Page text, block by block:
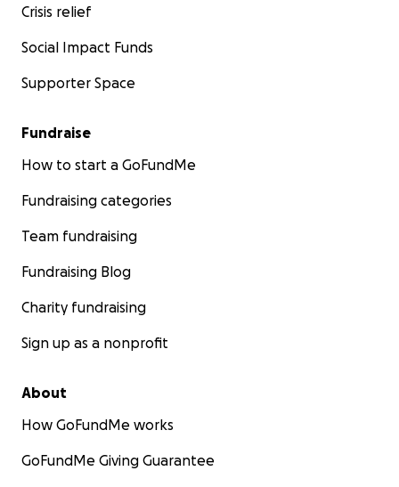
Crisis relief
Social Impact Funds
Supporter Space
Fundraise
How to start a GoFundMe
Fundraising categories
Team fundraising
Fundraising Blog
Charity fundraising
Sign up as a nonprofit
About
How GoFundMe works
GoFundMe Giving Guarantee